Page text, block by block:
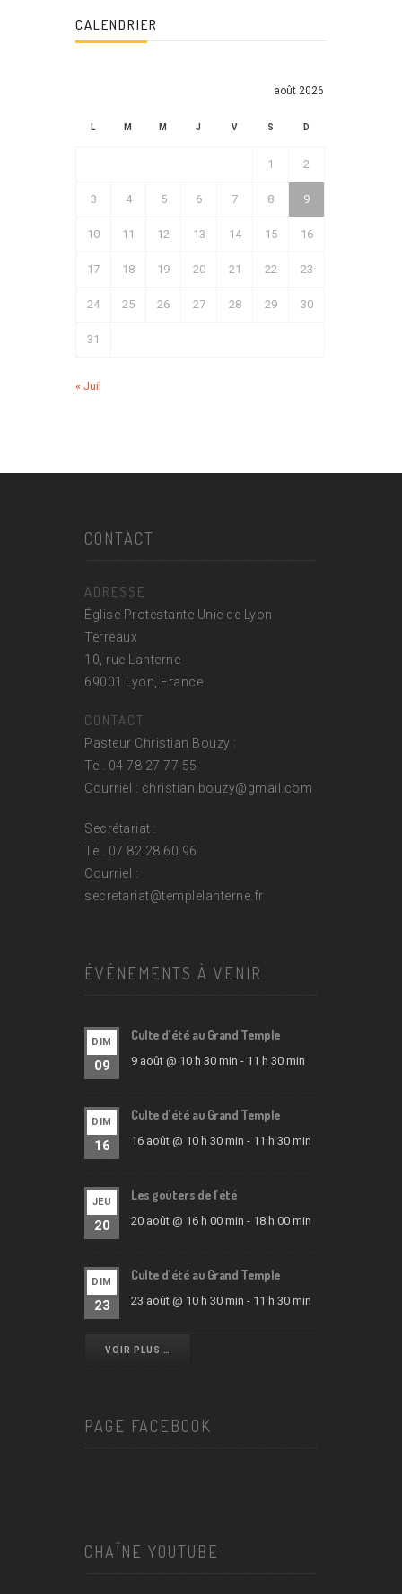
CALENDRIER
août 2026
L M M J V S D
1 2
3 4 5 6 7 8 9
10 11 12 13 14 15 16
17 18 19 20 21 22 23
24 25 26 27 28 29 30
31
« Juil
CONTACT
ADRESSE
Église Protestante Unie de Lyon
Terreaux
10, rue Lanterne
69001 Lyon, France
CONTACT
Pasteur Christian Bouzy :
Tel. 04 78 27 77 55
Courriel : christian.bouzy@gmail.com
Secrétariat :
Tel. 07 82 28 60 96
Courriel :
secretariat@templelanterne.fr
ÉVÉNEMENTS À VENIR
DIM
09
Culte d’été au Grand Temple
9 août @ 10 h 30 min - 11 h 30 min
DIM
16
Culte d’été au Grand Temple
16 août @ 10 h 30 min - 11 h 30 min
JEU
20
Les goûters de l’été
20 août @ 16 h 00 min - 18 h 00 min
DIM
23
Culte d’été au Grand Temple
23 août @ 10 h 30 min - 11 h 30 min
VOIR PLUS …
PAGE FACEBOOK
CHAÎNE YOUTUBE